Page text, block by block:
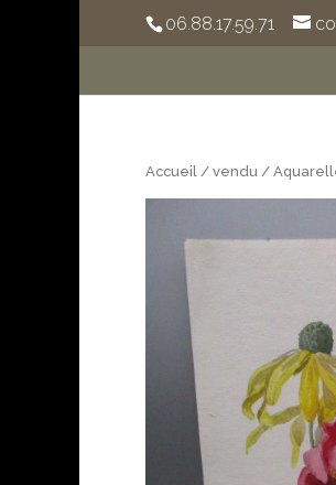
06.88.17.59.71
Accueil / vendu /